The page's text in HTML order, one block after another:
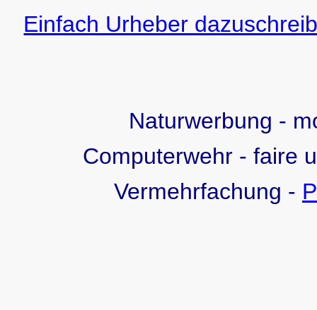
Einfach Urheber
Naturwerbung -
Computerwehr - faire
Vermehrfachung -